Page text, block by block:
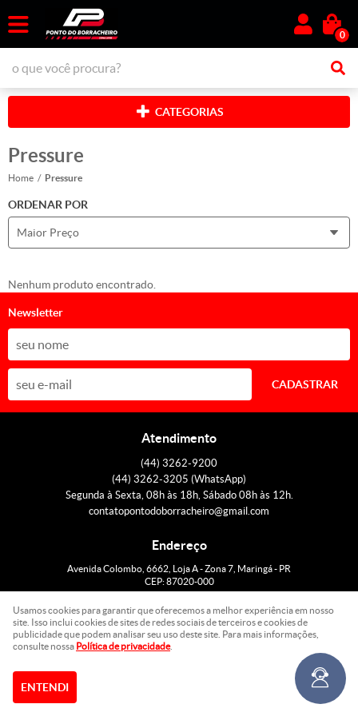
0
CATEGORIAS
Pressure
Home Pressure
ORDENAR POR
Maior Preço
Nenhum produto encontrado.
Newsletter
CADASTRAR
Atendimento
(44) 3262-9200
(44) 3262-3205 (WhatsApp)
Segunda à Sexta, 08h às 18h, Sábado 08h às 12h.
contatopontodoborracheiro@gmail.com
Endereço
Avenida Colombo, 6662, Loja A-Zona 7, Maringá- PR
CEP: 87020-000
LOJA VIRTUAL CRIADA POR
Usamos cookies para garantir que oferecemos a melhor experiência em nosso
site. Isso inclui cookies de sites de redes sociais de terceiros e cookies de
publicidade que podem analisar seu uso deste site. Para mais informações,
consulte nossa Política de privacidade.
ENTENDI